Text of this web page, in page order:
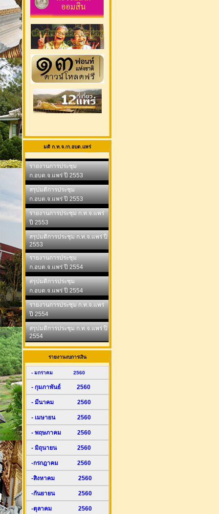
มติ ก.ท.จ./ก.อบต.แพร่
รายงานการประชุม
ก.อบต.จ.แพร่ ปี 2553
สรุปมติการประชุม
ก.อบต.จ.แพร่ ปี 2553
รายงานการประชุม ก.ท.จ.แพร่
ปี 2553
สรุปมติการประชุม ก.ท.จ.แพร่ ปี
2553
รายงานการประชุม
ก.อบต.จ.แพร่ ปี 2554
สรุปมติการประชุม
ก.อบต.จ.แพร่ ปี 2554
รายงานการประชุม ก.ท.จ.แพร่
ปี 2554
สรุปมติการประชุม ก.ท.จ.แพร่ ปี
2554
รายงานงบการเงิน
- มกราคม 2560
- กุมภาพันธ์ 2560
- มีนาคม 2560
- เมษายน 2560
- พฤษภาคม 2560
- มิถุนายน 2560
-กรกฎาคม 2560
-สิงหาคม 2560
-กันยายน 2560
-ตุลาคม 2560